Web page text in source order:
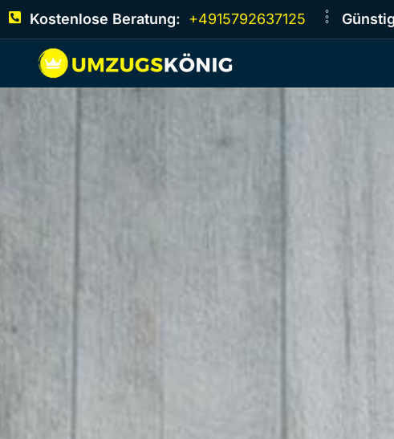
Kostenlose Beratung: +4915792637125